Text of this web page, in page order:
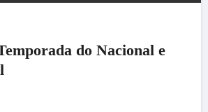
do Nacional e